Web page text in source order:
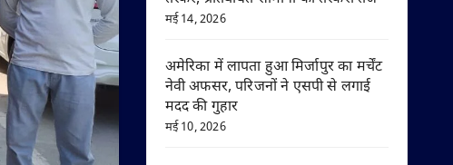
मई 14, 2026
अमेरिका में लापता हुआ मिर्जापुर का मर्चेंट
नेवी अफसर, परिजनों ने एसपी से लगाई
मदद की गुहार
मई 10, 2026